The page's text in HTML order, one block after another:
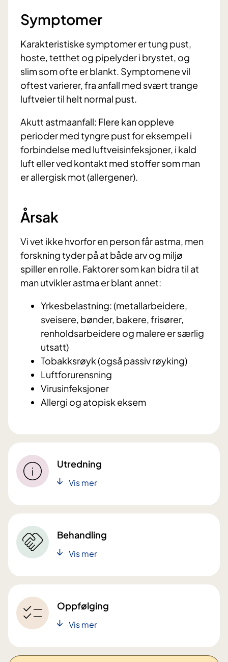
Symptomer
Karakteristiske symptomer er tung pust,
hoste, tetthet og pipelyder i brystet, og
slim som ofte er blankt. Symptomene vil
oftest varierer, fra anfall med svært trange
luftveier til helt normal pust.
Akutt astmaanfall: Flere kan oppleve
perioder med tyngre pust for eksempel i
forbindelse med luftveisinfeksjoner, i kald
luft eller ved kontakt med stoffer som man
er allergisk mot (allergener).
Årsak
Vi vet ikke hvorfor en person får astma, men
forskning tyder på at både arv og miljø
spiller en rolle. Faktorer som kan bidra til at
man utvikler astma er blant annet:
Yrkesbelastning: (metallarbeidere,
sveisere, bønder, bakere, frisører,
renholdsarbeidere og malere er særlig
utsatt)
Tobakksrøyk (også passiv røyking)
Luftforurensning
Virusinfeksjoner
Allergi og atopisk eksem
Utredning
Vis mer
Behandling
Vis mer
Oppfølging
Vis mer